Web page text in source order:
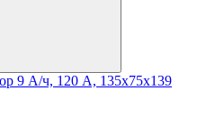
9 А/ч, 120 А, 135х75х139